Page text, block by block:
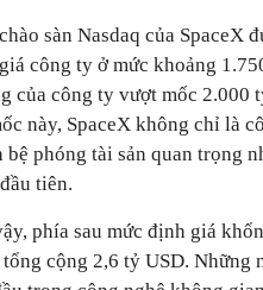
sàn Nasdaq của SpaceX
công ty ở mức khoảng
của công ty vượt mốc 2.000
này, SpaceX không chỉ là
bệ phóng tài sản quan trọng
tiên.
phía sau mức định giá
cộng 2,6 tỷ USD. Những